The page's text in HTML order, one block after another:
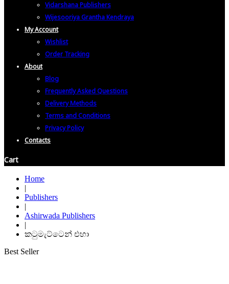
Vidarshana Publishers
Wijesooriya Grantha Kendraya
My Account
Wishlist
Order Tracking
About
Blog
Frequently Asked Questions
Delivery Methods
Terms and Conditions
Privacy Policy
Contacts
Cart
Home
|
Publishers
|
Ashirwada Publishers
|
කටුමැට්ටෙන් එහා
Best Seller